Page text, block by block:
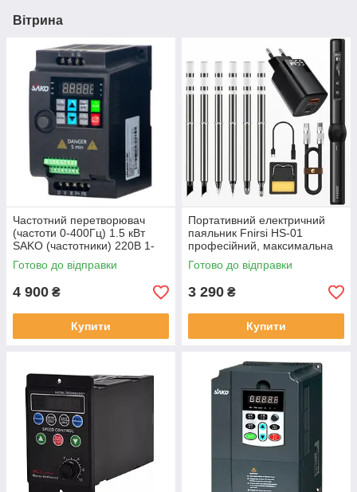
Вітрина
Частотний перетворювач
(частоти 0-400Гц) 1.5 кВт
SAKO (частотники) 220В 1-
фаз. вхід; 3-ф вихід
Готово до відправки
4 900 ₴
Купити
Портативний електричний
паяльник Fnirsi HS-01
професійний, максимальна
комплектація
Готово до відправки
3 290 ₴
Купити